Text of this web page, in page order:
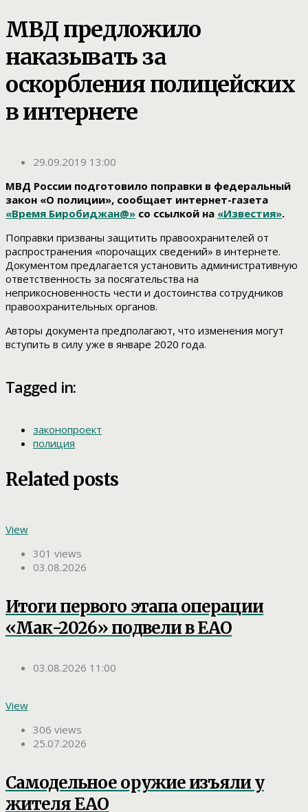
МВД предложило
наказывать за
оскорбления полицейских
в интернете
29.09.2019 13:00
МВД России подготовило поправки в федеральный
закон «О полиции», сообщает интернет-газета
«Время Биробиджан@» со ссылкой на «Известия».
Поправки призваны защитить правоохранителей от
распространения «порочащих сведений» в интернете.
Документом предлагается установить административную
ответственность за посягательства на
неприкосновенность чести и достоинства сотрудников
правоохранительных органов.
Авторы документа предполагают, что изменения могут
вступить в силу уже в январе 2020 года.
Tagged in:
законопроект
полиция
Related posts
View
301 views
03.08.2026
Итоги первого этапа операции
«Мак-2026» подвели в ЕАО
03.08.2026 11:00
View
306 views
25.07.2026
Самодельное оружие изъяли у
жителя ЕАО